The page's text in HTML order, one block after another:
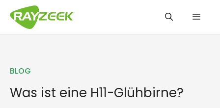
Inhalt
BLOG
Was ist eine H11-Glühbirne?